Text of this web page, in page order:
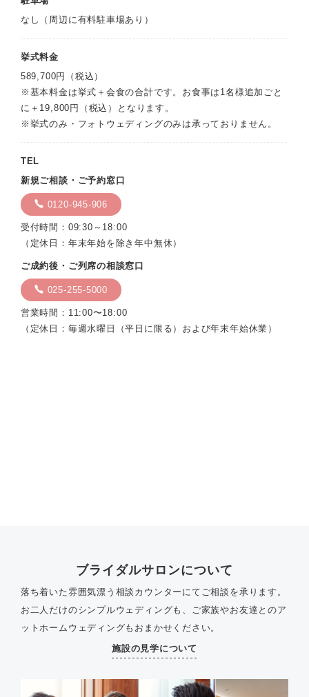
なし（周辺に有料駐車場あり）
挙式料金
589,700円（税込）
※基本料金は挙式＋会食の合計です。お食事は1名様追加ごと
に＋19,800円（税込）となります。
※挙式のみ・フォトウェディングのみは承っておりません。
TEL
新規ご相談・ご予約窓口
0120-945-906
受付時間：09:30～18:00
（定休日：年末年始を除き年中無休）
ご成約後・ご列席の相談窓口
025-255-5000
営業時間：11:00〜18:00
（定休日：毎週水曜日（平日に限る）および年末年始休業）
ブライダルサロンについて
落ち着いた雰囲気漂う相談カウンターにてご相談を承ります。
お二人だけのシンプルウェディングも、ご家族やお友達とのア
ットホームウェディングもおまかせください。
施設の見学について